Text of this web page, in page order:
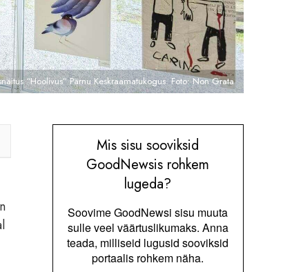
“Hoolivus” Pärnu Keskraamatukogus. Foto: Non Grata
Mis sisu sooviksid
GoodNewsis rohkem
lugeda?
Soovime GoodNewsi sisu muuta
sulle veel väärtuslikumaks. Anna
teada, milliseid lugusid sooviksid
portaalis rohkem näha.